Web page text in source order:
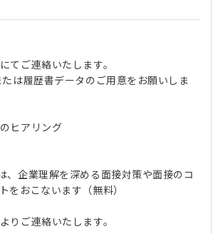
てご連絡いたします。
は履歴書データのご用意をお願いしま
ヒアリング
、企業理解を深める面接対策や面接のコ
をおこないます（無料）
りご連絡いたします。